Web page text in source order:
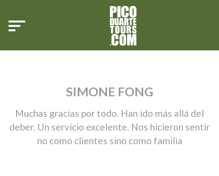
SIMONE FONG
Muchas gracias por todo. Han ido más allá del
deber. Un servicio excelente. Nos hicieron sentir
no como clientes sino como familia